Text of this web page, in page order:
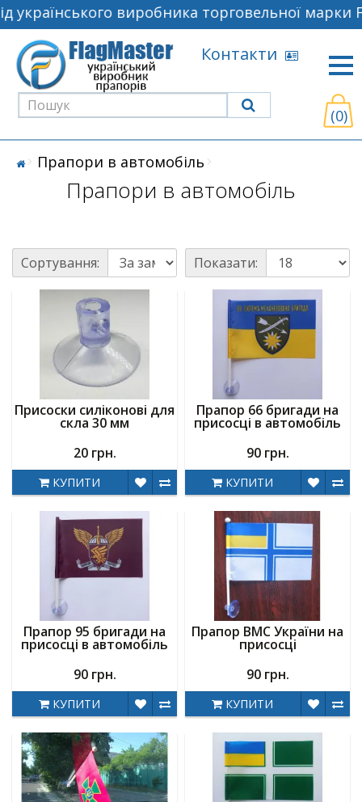
виробника торговельної марки
Контакти
(0)
Прапори в автомобіль
Прапори в автомобіль
Сортування: Показати:
Присоски силіконові для
скла 30 мм
20 грн.
КУПИТИ
Прапор 66 бригади на
присосці в автомобіль
90 грн.
КУПИТИ
Прапор 95 бригади на
присосці в автомобіль
90 грн.
КУПИТИ
Прапор ВМС України на
присосці
90 грн.
КУПИТИ